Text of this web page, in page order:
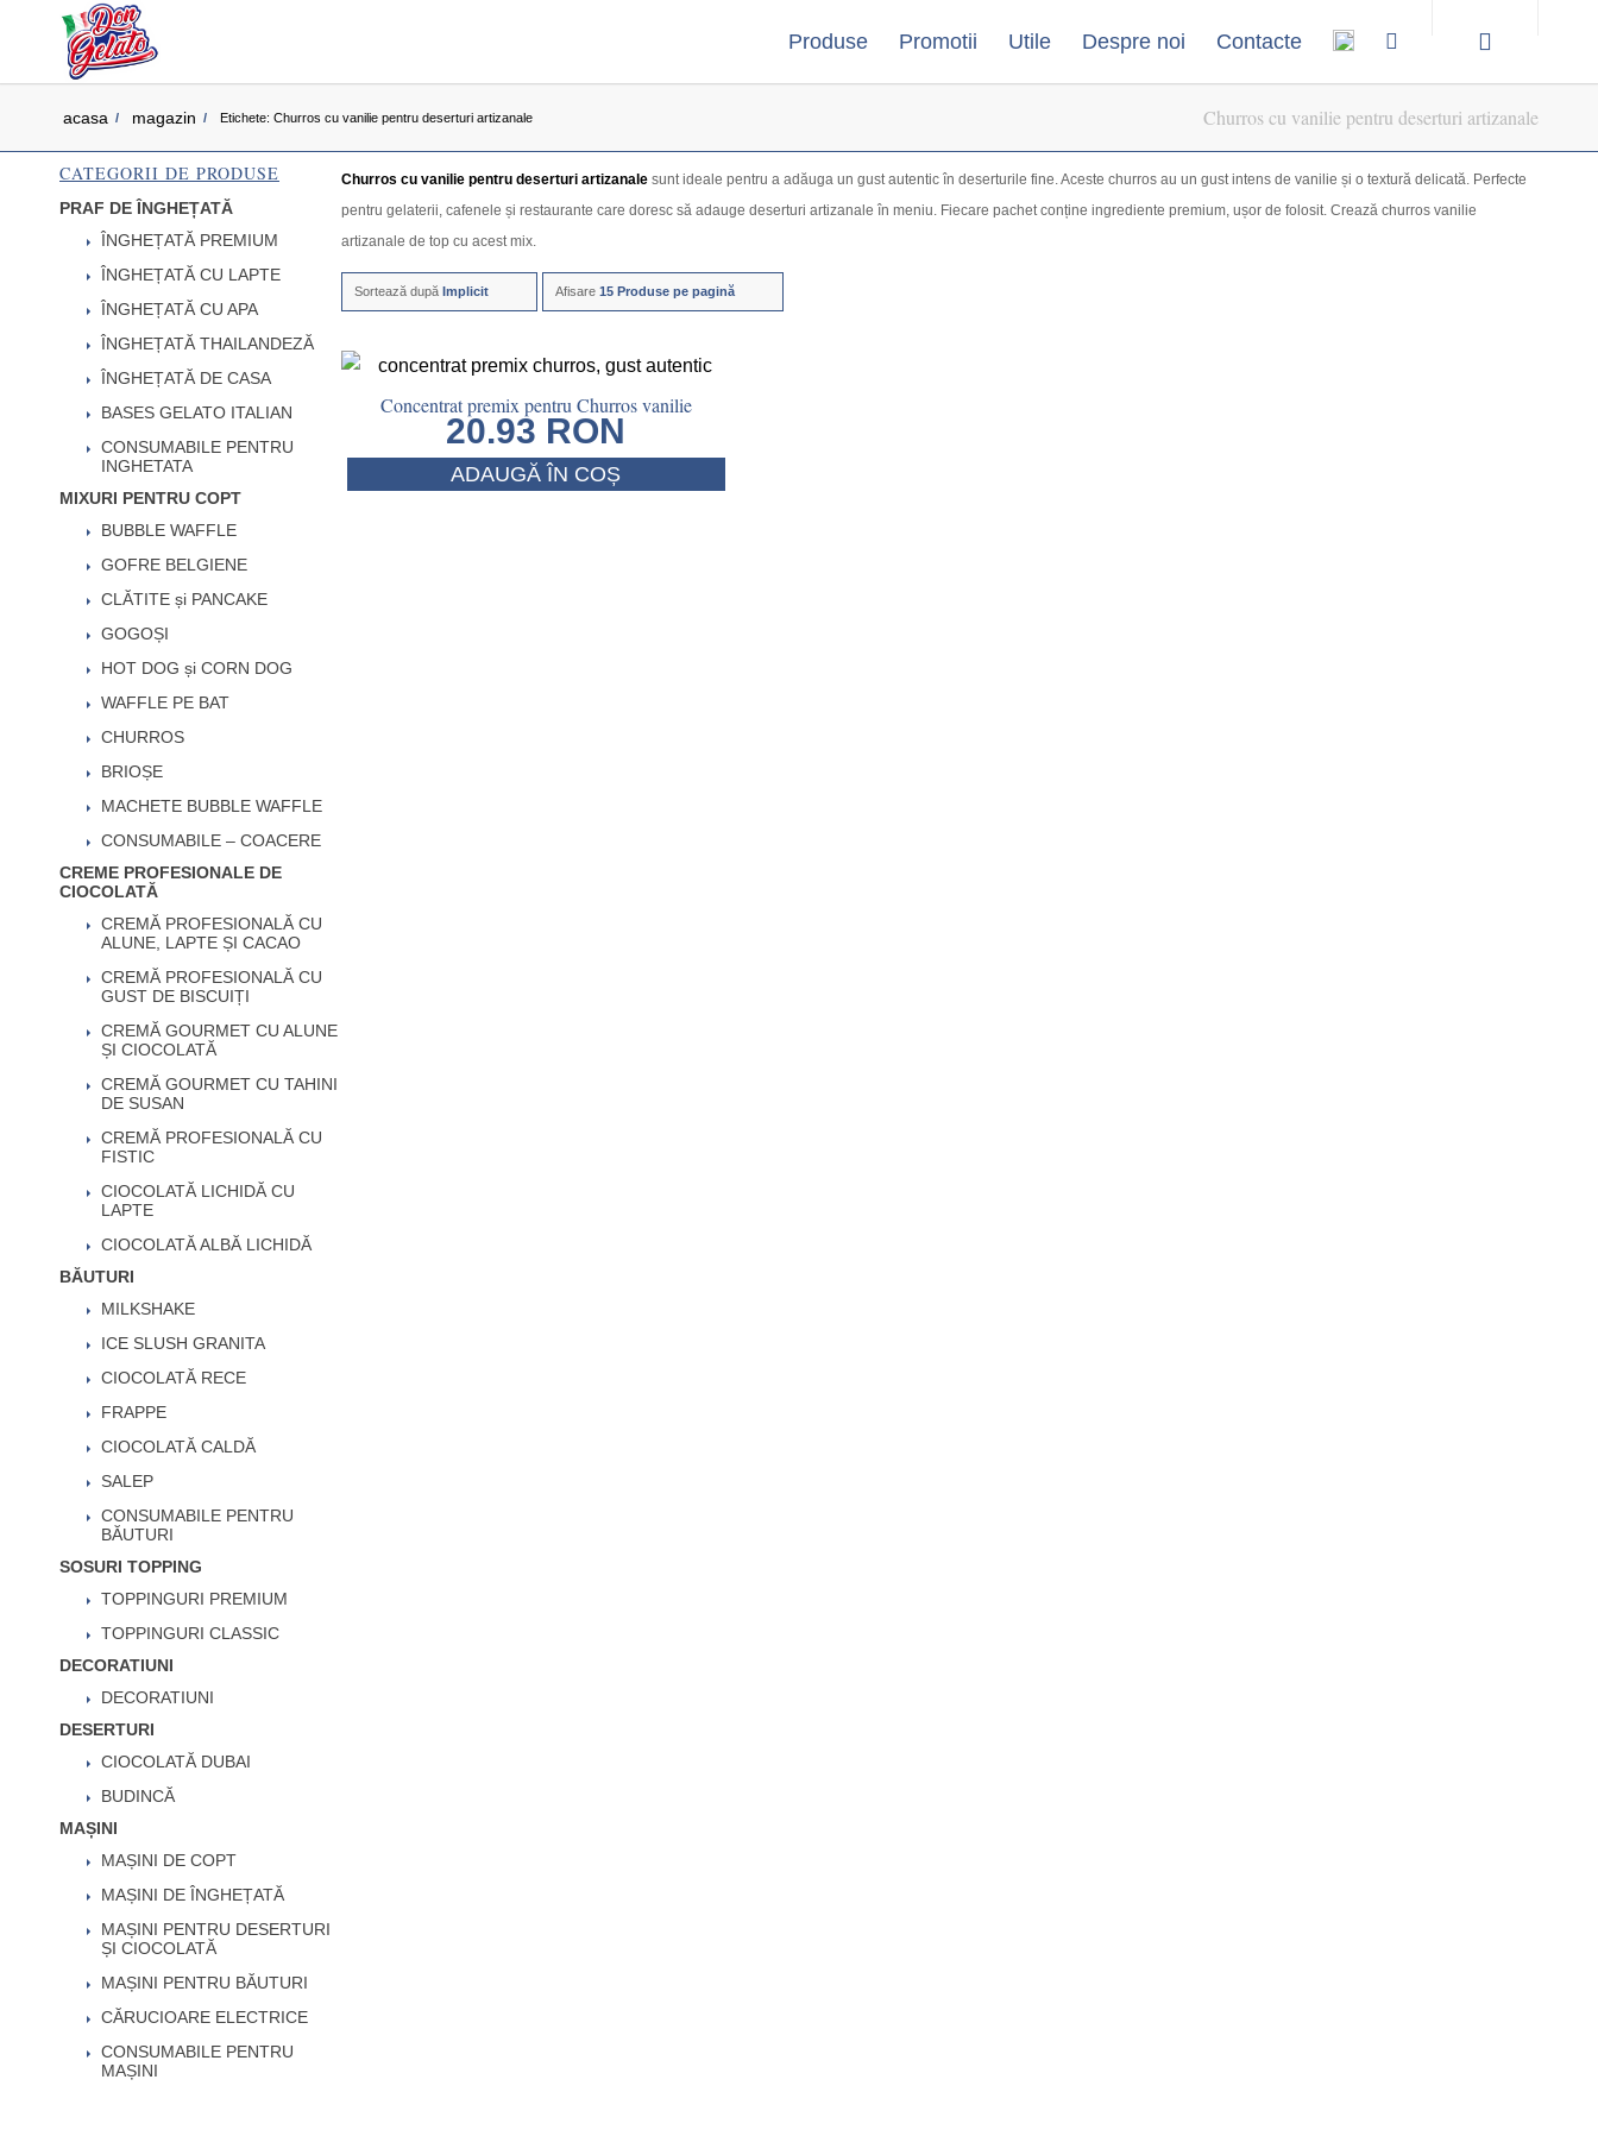
Produse Promotii Utile Despre noi Contacte
Churros cu vanilie pentru deserturi artizanale
acasa / magazin / Etichete: Churros cu vanilie pentru deserturi artizanale
Churros cu vanilie pentru deserturi artizanalesunt ideale pentru a adăuga un gust autentic în deserturile fine. Aceste churros au un gust intens de vanilie și o textură delicată. Perfecte
pentru gelaterii, cafenele și restaurante care doresc să adauge deserturi artizanale în meniu. Fiecare pachet conține ingrediente premium, ușor de folosit. Crează churros vanilie
artizanale de top cu acest mix.
Sortează după Implicit Afisare 15 Produse pe pagină
Concentrat premix pentru Churros vanilie
20.93 RON
ADAUGĂ ÎN COȘ
CATEGORII DE PRODUSE
PRAF DE ÎNGHEȚATĂ
ÎNGHEȚATĂ PREMIUM
ÎNGHEȚATĂ CU LAPTE
ÎNGHEȚATĂ CU APA
ÎNGHEȚATĂ THAILANDEZĂ
ÎNGHEȚATĂ DE CASA
BASES GELATO ITALIAN
CONSUMABILE PENTRU
INGHETATA
MIXURI PENTRU COPT
BUBBLE WAFFLE
GOFRE BELGIENE
CLĂTITE și PANCAKE
GOGOȘI
HOT DOG și CORN DOG
WAFFLE PE BAT
CHURROS
BRIOȘE
MACHETE BUBBLE WAFFLE
CONSUMABILE – COACERE
CREME PROFESIONALE DE
CIOCOLATĂ
CREMĂ PROFESIONALĂ CU
ALUNE, LAPTE ȘI CACAO
CREMĂ PROFESIONALĂ CU
GUST DE BISCUIȚI
CREMĂ GOURMET CU ALUNE
ȘI CIOCOLATĂ
CREMĂ GOURMET CU TAHINI
DE SUSAN
CREMĂ PROFESIONALĂ CU
FISTIC
CIOCOLATĂ LICHIDĂ CU
LAPTE
CIOCOLATĂ ALBĂ LICHIDĂ
BĂUTURI
MILKSHAKE
ICE SLUSH GRANITA
CIOCOLATĂ RECE
FRAPPE
CIOCOLATĂ CALDĂ
SALEP
CONSUMABILE PENTRU
BĂUTURI
SOSURI TOPPING
TOPPINGURI PREMIUM
TOPPINGURI CLASSIC
DECORATIUNI
DECORATIUNI
DESERTURI
CIOCOLATĂ DUBAI
BUDINCĂ
MAȘINI
MAȘINI DE COPT
MAȘINI DE ÎNGHEȚATĂ
MAȘINI PENTRU DESERTURI
ȘI CIOCOLATĂ
MAȘINI PENTRU BĂUTURI
CĂRUCIOARE ELECTRICE
CONSUMABILE PENTRU
MAȘINI